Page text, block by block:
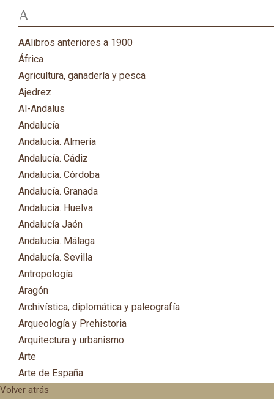
A
AAlibros anteriores a 1900
África
Agricultura, ganadería y pesca
Ajedrez
Al-Andalus
Andalucía
Andalucía. Almería
Andalucía. Cádiz
Andalucía. Córdoba
Andalucía. Granada
Andalucía. Huelva
Andalucía Jaén
Andalucía. Málaga
Andalucía. Sevilla
Antropología
Aragón
Archivística, diplomática y paleografía
Arqueología y Prehistoria
Arquitectura y urbanismo
Arte
Arte de España
Asia
Volver atrás